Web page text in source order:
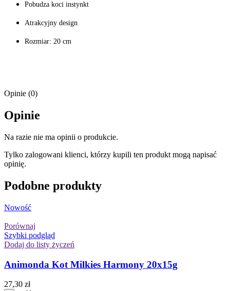
Pobudza koci instynkt
Atrakcyjny design
Rozmiar: 20 cm
Opinie (0)
Opinie
Na razie nie ma opinii o produkcie.
Tylko zalogowani klienci, którzy kupili ten produkt mogą napisać
opinię.
Podobne produkty
Nowość
Porównaj
Szybki podgląd
Dodaj do listy życzeń
Animonda Kot Milkies Harmony 20x15g
27,30 zł